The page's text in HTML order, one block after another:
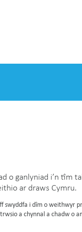
o ganlyniad i’n tîm
ar draws Cymru.
swyddfa i dîm o weithwyr
a chynnal a chadw o